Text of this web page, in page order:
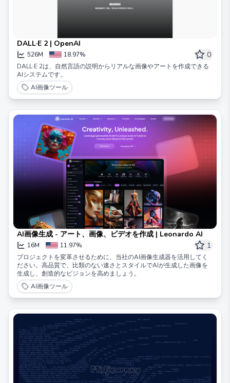
DALL·E 2 | OpenAI
526M 18.97% 0
DALL·E 2は、自然言語の説明からリアルな画像やアートを作成できる
AIシステムです。
AI画像ツール
AI画像生成 - アート、画像、ビデオを作成 | Leonardo AI
16M 11.97% 1
プロジェクトを変革させるために、当社のAI画像生成器を活用してく
ださい。高品質で、比類のない速さとスタイルでAIが生成した画像を
生成し、創造的なビジョンを高めましょう。
AI画像ツール